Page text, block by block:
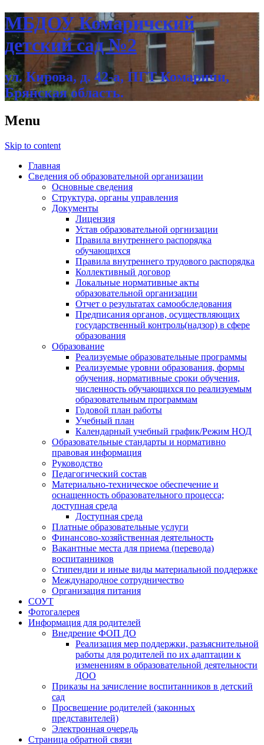
МБДОУ Комаричский
детский сад №2
ул. Кирова, д. 42-а, ПГТ Комаричи,
Брянская область.
Menu
Skip to content
Главная
Сведения об образовательной организации
Основные сведения
Структура, органы управления
Документы
Лицензия
Устав образовательной оргнизации
Правила внутреннего распорядка
обучающихся
Правила внутреннего трудового распорядка
Коллективный договор
Локальные нормативные акты
образовательной организации
Отчет о результатах самообследования
Предписания органов, осуществляющих
государственный контроль(надзор) в сфере
образования
Образование
Реализуемые образовательные программы
Реализуемые уровни образования, формы
обучения, нормативные сроки обучения,
численность обучающихся по реализуемым
образовательным программам
Годовой план работы
Учебный план
Календарный учебный график/Режим НОД
Образовательные стандарты и нормативно
правовая информация
Руководство
Педагогический состав
Материально-техническое обеспечение и
оснащенность образовательного процесса;
доступная среда
Доступная среда
Платные образовательные услуги
Финансово-хозяйственная деятельность
Вакантные места для приема (перевода)
воспитанников
Стипендии и иные виды материальной поддержке
Международное сотрудничество
Организация питания
СОУТ
Фотогалерея
Информация для родителей
Внедрение ФОП ДО
Реализация мер поддержки, разъяснительной
работы для родителей по их адаптации к
изменениям в образовательной деятельности
ДОО
Приказы на зачисление воспитанников в детский
сад
Просвещение родителей (законных
представителей)
Электронная очередь
Страница обратной связи